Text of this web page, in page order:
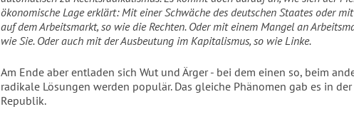
ökonomische Lage erklärt: Mit einer Schwäche des deutschen Staates oder
auf dem Arbeitsmarkt, so wie die Rechten. Oder mit einem Mangel an
wie Sie. Oder auch mit der Ausbeutung im Kapitalismus, so wie Linke.
Am Ende aber entladen sich Wut und Ärger - bei dem einen so, beim
radikale Lösungen werden populär. Das gleiche Phänomen gab es in der
Republik.